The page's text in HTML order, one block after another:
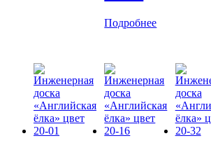
Подробнее